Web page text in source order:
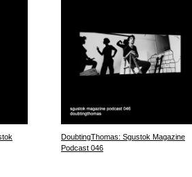
DoubtingThomas: Sgustok Magazine
Podcast 046